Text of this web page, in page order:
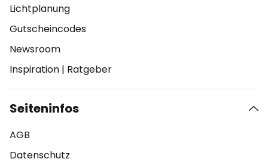
Lichtplanung
Gutscheincodes
Newsroom
Inspiration | Ratgeber
Seiteninfos
AGB
Datenschutz